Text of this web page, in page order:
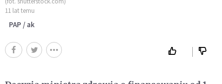
11 lat temu
PAP / ak